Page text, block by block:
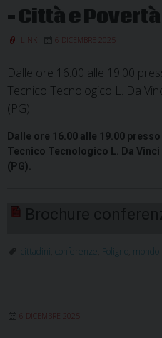
– Città e
LINK 6 DICEMBRE 2025
Dalle ore 16.00 alle 19.00
Tecnico Tecnologico L. Da
(PG).
Dalle ore 16.00 alle 19.00
Tecnico Tecnologico L. Da
(PG).
cittadini conferenze Foligno mondo
6 DICEMBRE 2025